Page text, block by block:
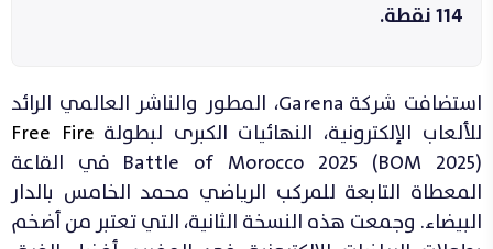
114 نقطة.
استضافت شركة Garena، المطور والناشر العالمي الرائد
للألعاب الإلكترونية، النهائيات الكبرى لبطولة Free Fire
Battle of Morocco 2025 (BOM 2025) في القاعة
المعطاة التابعة للمركب الرياضي محمد الخامس بالدار
البيضاء. وجمعت هذه النسخة الثانية، التي تعتبر من أضخم